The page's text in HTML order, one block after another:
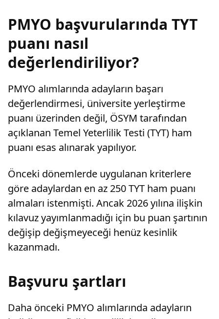
PMYO başvurularında TYT
puanı nasıl
değerlendiriliyor?
PMYO alımlarında adayların başarı
değerlendirmesi, üniversite yerleştirme
puanı üzerinden değil, ÖSYM tarafından
açıklanan Temel Yeterlilik Testi (TYT) ham
puanı esas alınarak yapılıyor.
Önceki dönemlerde uygulanan kriterlere
göre adaylardan en az 250 TYT ham puanı
almaları istenmişti. Ancak 2026 yılına ilişkin
kılavuz yayımlanmadığı için bu puan şartının
değişip değişmeyeceği henüz kesinlik
kazanmadı.
Başvuru şartları
Daha önceki PMYO alımlarında adayların